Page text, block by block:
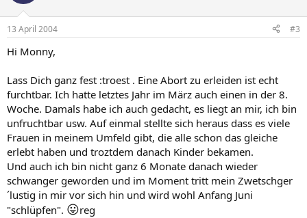
13 April 2004 #3
Hi Monny,
Lass Dich ganz fest :troest . Eine Abort zu erleiden ist echt
furchtbar. Ich hatte letztes Jahr im März auch einen in der 8.
Woche. Damals habe ich auch gedacht, es liegt an mir, ich bin
unfruchtbar usw. Auf einmal stellte sich heraus dass es viele
Frauen in meinem Umfeld gibt, die alle schon das gleiche
erlebt haben und troztdem danach Kinder bekamen.
Und auch ich bin nicht ganz 6 Monate danach wieder
schwanger geworden und im Moment tritt mein Zwetschger
´lustig in mir vor sich hin und wird wohl Anfang Juni
"schlüpfen". 😛reg